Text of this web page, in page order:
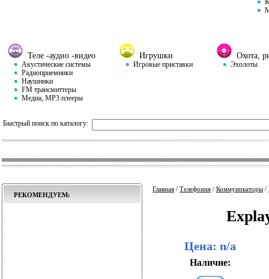
Теле -аудио -видео
Акустические системы
Радиоприемники
Наушники
FM трансмиттеры
Медиа, MP3 плееры
Игрушки
Игровые приставки
Охота,
Эхолоты
Быстрый поиск по каталогу:
РЕКОМЕНДУЕМ:
Главная / Телефония / Коммуникаторы /
Цена: n/a
Наличие: